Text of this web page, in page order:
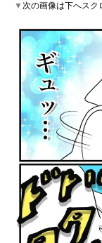
▼次の画像は下へスク